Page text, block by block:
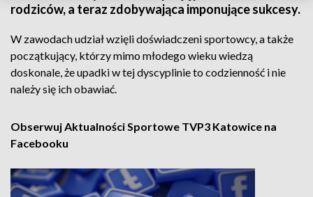
rodziców, a teraz zdobywająca imponujące sukcesy.
W zawodach udział wzięli doświadczeni sportowcy, a także
początkujący, którzy mimo młodego wieku wiedzą
doskonale, że upadki w tej dyscyplinie to codzienność i nie
należy się ich obawiać.
Obserwuj Aktualności Sportowe TVP3 Katowice na
Facebooku